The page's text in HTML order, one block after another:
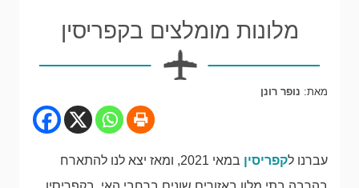
מלונות מומלצים בקפריסין
מאת: נופר רונן
עברנו לקפריסין
במאי 2021, ומאז יצא לנו להתארח